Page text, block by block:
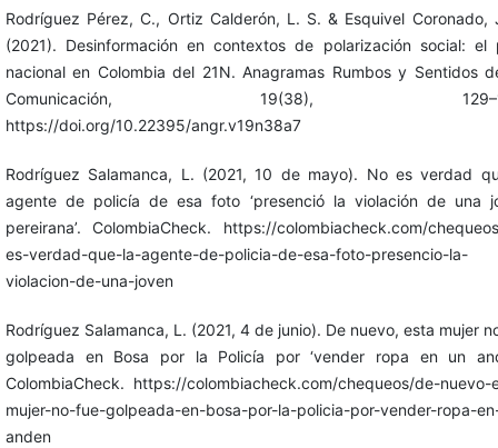
Rodríguez Pérez, C., Ortiz Calderón, L. S. & Esquivel Coronado,
(2021). Desinformación en contextos de polarización social: el
nacional en Colombia del 21N. Anagramas Rumbos y Sentidos
Comunicación, 19(38),
https://doi.org/10.22395/angr.v19n38a7
Rodríguez Salamanca, L. (2021, 10 de mayo). No es verdad
agente de policía de esa foto ‘presenció la violación de una
pereirana’. ColombiaCheck. https://colombiacheck.com/
es-verdad-que-la-agente-de-policia-de-esa-foto-presencio-la-
violacion-de-una-joven
Rodríguez Salamanca, L. (2021, 4 de junio). De nuevo, esta mujer
golpeada en Bosa por la Policía por ‘vender ropa en un
ColombiaCheck. https://colombiacheck.com/chequeos/de-nuevo-
mujer-no-fue-golpeada-en-bosa-por-la-policia-por-vender-ropa-
anden